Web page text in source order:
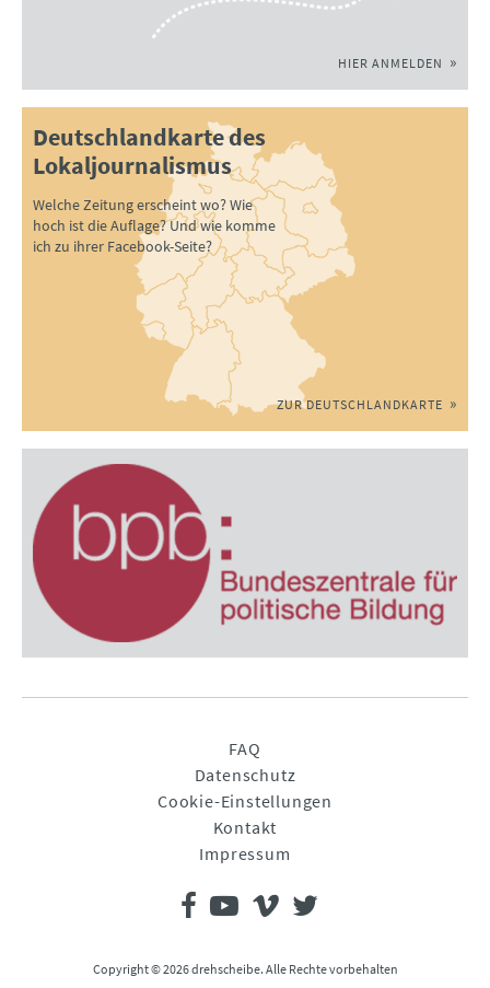
HIER ANMELDEN
Deutschlandkarte des
Lokaljournalismus
Welche Zeitung erscheint wo? Wie
hoch ist die Auflage? Und wie komme
ich zu ihrer Facebook-Seite?
ZUR DEUTSCHLANDKARTE
FAQ
Datenschutz
Cookie-Einstellungen
Kontakt
Impressum
Copyright © 2026 drehscheibe. Alle Rechte vorbehalten